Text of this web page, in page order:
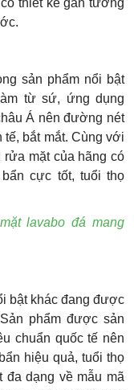
thiết kế gắn tường
sản phẩm nổi bật
từ sứ, ứng dụng
Á nên đường nét
tế, bắt mắt. Cùng với
rửa mặt của hãng có
cực tốt, tuổi thọ
lavabo đá mang
bật khác đang được
phẩm được sản
chuẩn quốc tế nên
hiệu quả, tuổi thọ
đa dạng về mẫu mã